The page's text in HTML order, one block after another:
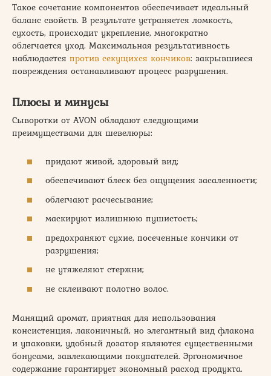
Такое сочетание компонентов обеспечивает идеальный
баланс свойств. В результате устраняется ломкость,
сухость, происходит укрепление, многократно
облегчается уход. Максимальная результативность
наблюдается против секущихся кончиков: закрывшиеся
повреждения останавливают процесс разрушения.
Плюсы и минусы
Сыворотки от AVON обладают следующими
преимуществами для шевелюры:
придают живой, здоровый вид;
обеспечивают блеск без ощущения засаленности;
облегчают расчесывание;
маскируют излишнюю пушистость;
предохраняют сухие, посеченные кончики от
разрушения;
не утяжеляют стержни;
не склеивают полотно волос.
Манящий аромат, приятная для использования
консистенция, лаконичный, но элегантный вид флакона
и упаковки, удобный дозатор являются существенными
бонусами, завлекающими покупателей. Эргономичное
содержание гарантирует экономный расход продукта.